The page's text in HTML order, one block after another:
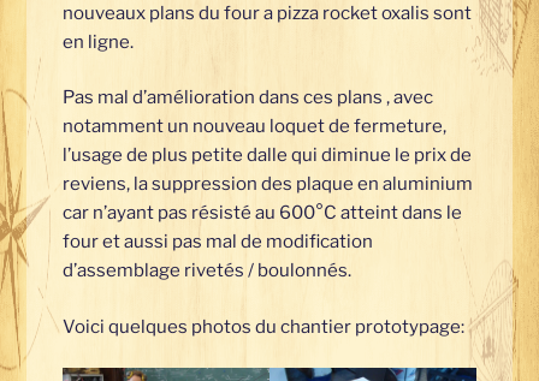
nouveaux plans du four a pizza rocket oxalis sont
en ligne.
Pas mal d’amélioration dans ces plans , avec
notamment un nouveau loquet de fermeture,
l’usage de plus petite dalle qui diminue le prix de
reviens, la suppression des plaque en aluminium
car n’ayant pas résisté au 600°C atteint dans le
four et aussi pas mal de modification
d’assemblage rivetés / boulonnés.
Voici quelques photos du chantier prototypage: